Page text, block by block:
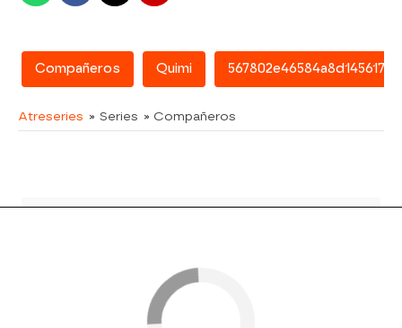
Compañeros Quimi
Atreseries » Series » Compañeros